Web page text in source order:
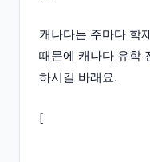
캐나다는 주마다 학
때문에 캐나다 유학
하시길 바래요.
[